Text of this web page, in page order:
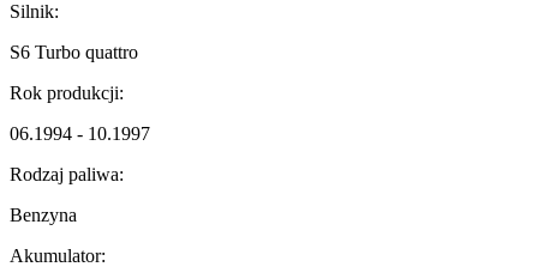
Silnik:
S6 Turbo quattro
Rok produkcji:
06.1994 - 10.1997
Rodzaj paliwa:
Benzyna
Akumulator: